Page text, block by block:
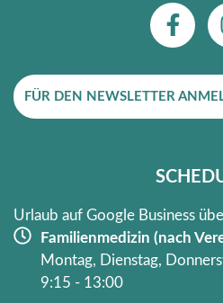
F
a
e
b
o
k
f
FÜR DEN NEWSLETTER
Urlaub auf Google Business
Familienmedizin (nach
Montag, Dienstag,
9:15 - 13:00